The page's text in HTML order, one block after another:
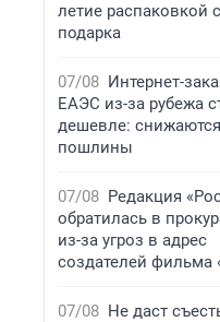
летие распаковкой
подарка
07/08 Интернет-
ЕАЭС из-за рубежа
дешевле:
пошлины
07/08 Редакция
обратилась в
из-за угроз в адрес
создателей фильма
07/08 Не даст